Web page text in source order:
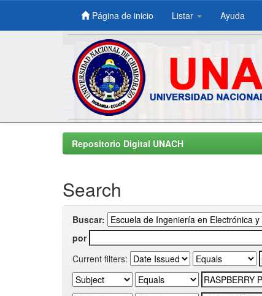
Skip
Página de inicio Listar Ayuda
Repositorio Digital UNACH
Search
Buscar:
por
Current filters: